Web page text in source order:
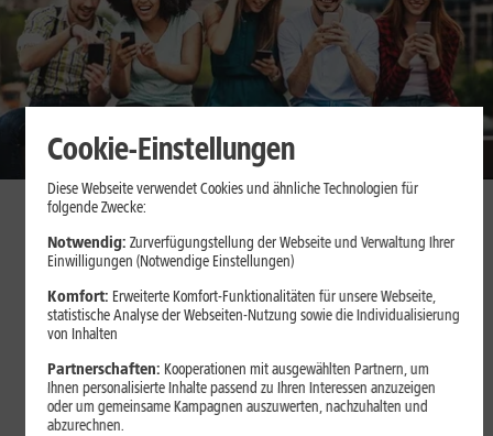
Cookie-Einstellungen
Diese Webseite verwendet Cookies und ähnliche Technologien für
folgende Zwecke:
Notwendig: Zurverfügungstellung der Webseite und Verwaltung Ihrer
Einwilligungen (Notwendige Einstellungen)
Komfort: Erweiterte Komfort-Funktionalitäten für unsere Webseite,
statistische Analyse der Webseiten-Nutzung sowie die Individualisierung
von Inhalten
Partnerschaften: Kooperationen mit ausgewählten Partnern, um
Ihnen personalisierte Inhalte passend zu Ihren Interessen anzuzeigen
oder um gemeinsame Kampagnen auszuwerten, nachzuhalten und
abzurechnen.